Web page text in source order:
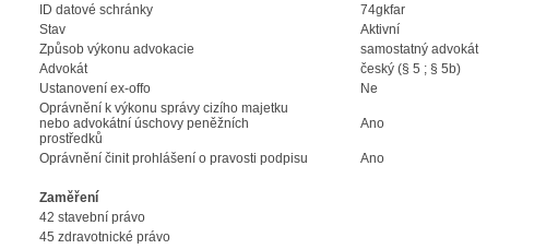
ID datové schránky
74gkfar
Stav
Aktivní
Způsob výkonu advokacie
samostatný advokát
Advokát
český (§ 5 ; § 5b)
Ustanovení ex-offo
Ne
Oprávnění k výkonu správy cizího majetku
nebo advokátní úschovy peněžních
prostředků
Ano
Oprávnění činit prohlášení o pravosti podpisu Ano
Zaměření
42 stavební právo
45 zdravotnické právo